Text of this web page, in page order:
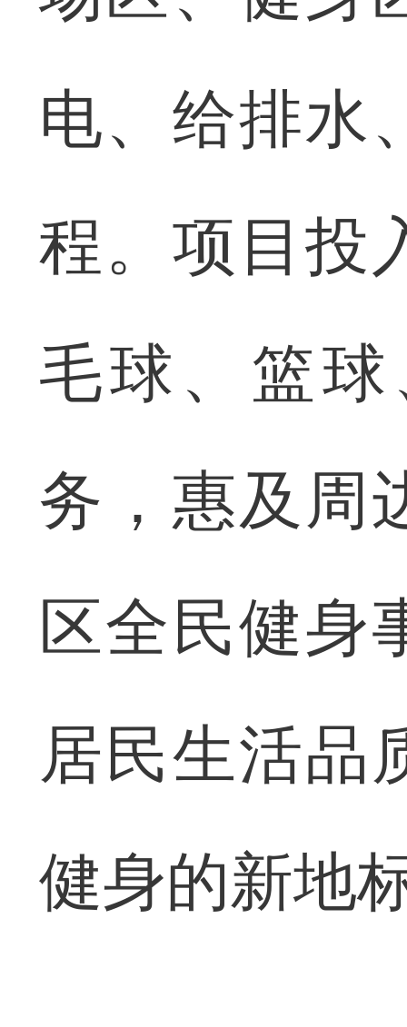
电、给排水
程。项目投
毛球、篮
务，惠及周
区全民健身
居民生活品
健身的新地